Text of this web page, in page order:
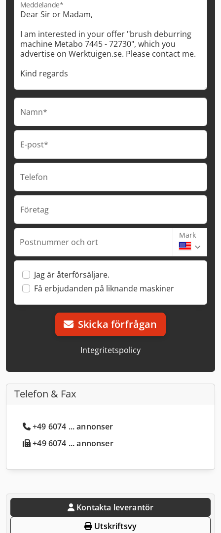
Meddelande*
Namn*
E-post*
Telefon
Företag
Postnummer och ort
Mark
Jag är återförsäljare.
Få erbjudanden på liknande maskiner
Skicka förfrågan
Integritetspolicy
Telefon & Fax
+49 6074 ... annonser
+49 6074 ... annonser
Kontakta leverantör
Utskriftsvy